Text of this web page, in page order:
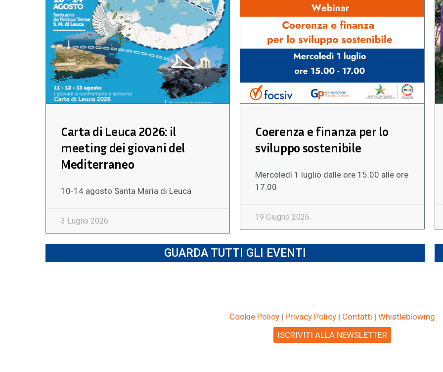
Coerenza e finanza per lo
sviluppo sostenibile
Mercoledì 1 luglio dalle ore 15.00 alle ore
17.00
19 Giugno 2026
Carta di Leuca 2026: il
meeting dei giovani del
Mediterraneo
10-14 agosto Santa Maria di Leuca
3 Luglio 2026
GUARDA TUTTI GLI EVENTI
Cookie Policy | Privacy Policy | Contatti | Whistleblowing
ISCRIVITI ALLA NEWSLETTER